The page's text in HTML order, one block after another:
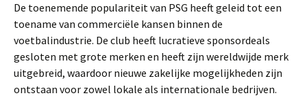
De toenemende populariteit van PSG heeft geleid tot een
toename van commerciële kansen binnen de
voetbalindustrie. De club heeft lucratieve sponsordeals
gesloten met grote merken en heeft zijn wereldwijde merk
uitgebreid, waardoor nieuwe zakelijke mogelijkheden zijn
ontstaan voor zowel lokale als internationale bedrijven.